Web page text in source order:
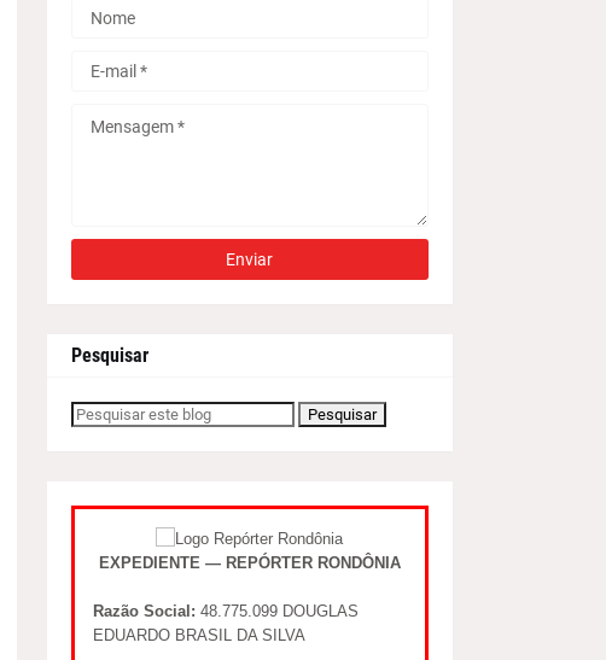
Pesquisar
EXPEDIENTE — REPÓRTER RONDÔNIA
Razão Social: 48.775.099 DOUGLAS
EDUARDO BRASIL DA SILVA